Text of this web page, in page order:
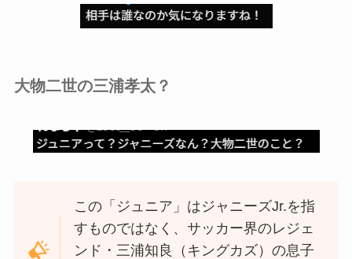
大物二世の三浦孝太？
この「ジュニア」はジャニーズJr.を指
すものではなく、サッカー界のレジェ
ンド・三浦知良（キングカズ）の息子